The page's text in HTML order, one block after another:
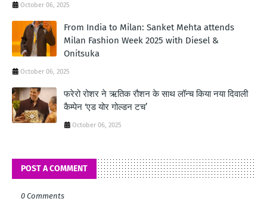
October 06, 2025
From India to Milan: Sanket Mehta attends
Milan Fashion Week 2025 with Diesel &
Onitsuka
October 06, 2025
फरेरो रोशर ने ऋतिक रौशन के साथ लॉन्‍च किया नया दिवाली
कैम्‍पेन ‘एड योर गोल्‍डन टच’
October 06, 2025
POST A COMMENT
0 Comments